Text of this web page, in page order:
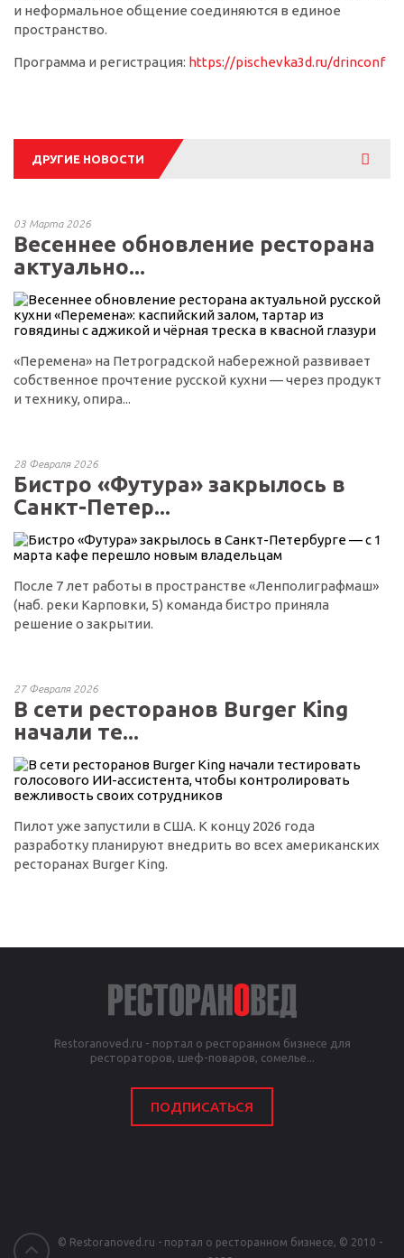
и неформальное общение соединяются в единое
пространство.
Программа и регистрация: https://pischevka3d.ru/drinconf
ДРУГИЕ НОВОСТИ
03 Марта 2026
Весеннее обновление ресторана
актуально...
«Перемена» на Петроградской набережной развивает
собственное прочтение русской кухни — через продукт
и технику, опира...
28 Февраля 2026
Бистро «Футура» закрылось в
Санкт-Петер...
После 7 лет работы в пространстве «Ленполиграфмаш»
(наб. реки Карповки, 5) команда бистро приняла
решение о закрытии.
27 Февраля 2026
В сети ресторанов Burger King
начали те...
Пилот уже запустили в США. К концу 2026 года
разработку планируют внедрить во всех американских
ресторанах Burger King.
Restoranoved.ru - портал о ресторанном бизнесе для
рестораторов, шеф-поваров, сомелье...
ПОДПИСАТЬСЯ
© Restoranoved.ru - портал о ресторанном бизнесе, © 2010 -